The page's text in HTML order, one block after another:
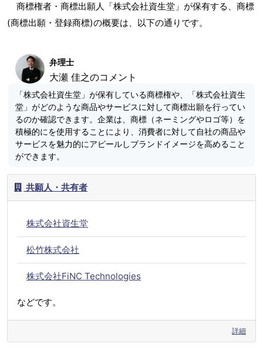
商標権者・商標出願人「株式会社資生堂」が保有する、商標
(商標出願・登録商標)の概要は、以下の通りです。
弁理士
大瀬 佳之のコメント
「株式会社資生堂」が保有している商標権や、「株式会社資生
堂」がどのような商品やサービスに対して商標出願を行ってい
るのか確認できます。企業は、商標（ネーミングやロゴ等）を
積極的にを使用することにより、消費者に対して自社の商品や
サービスを魅力的にアピールしブランドイメージを高めること
ができます。
共願人・共有者
株式会社資生堂
松竹株式会社
株式会社FiNC Technologies
などです。
詳細